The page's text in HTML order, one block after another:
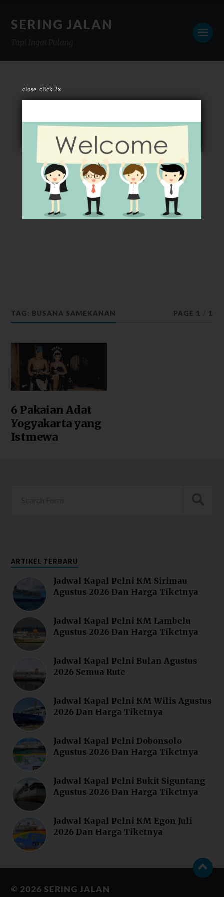
close click 2x
SERING JALAN
TAG: BUSANA SAMEKANAN PAGE 1 1
6 Pakaian Adat
Yogyakarta yang
Istmewa
ARTIKEL TERBARU
Jadwal Kapal Pelni KM Sirimau
Agustus 2026 Dan Harga Tiketnya
Jadwal Kapal Pelni KM Lambelu
Agustus 2026 Dan Harga Tiketnya
Jadwal Kapal Pelni Bulan Agustus
2026 Semua Rute
Jadwal Kapal Pelni KM Wilis Agustus
2026 Dan Harga Tiketnya
Jadwal Kapal Pelni Dobonsolo
Agustus 2026 Dan Harga Tiketnya
Jadwal Kapal Pelni Bukit Siguntang
Agustus 2026 Dan Harga Tiketnya
Jadwal Kapal Pelni KM Egon Juli
2026 Dan Harga Tiketnya
© 2026 SERING JALAN